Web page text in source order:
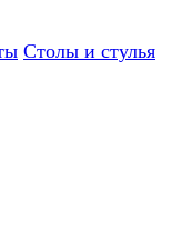
Столы и стулья